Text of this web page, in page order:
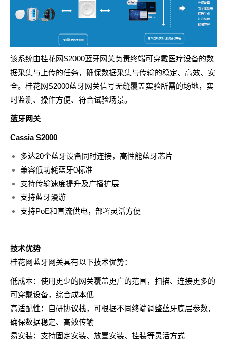
该系统由桂花网S2000蓝牙网关负责终端可穿戴医疗设备的数
据采集与上传的任务，确保数据采集与传输的稳定、高效、安
全。桂花网S2000蓝牙网关信号无缝覆盖实验所需的场地，实
时监测、操作方便、符合试验场景。
蓝牙网关
CassiaS2000
多达20个蓝牙设备同时连接，高性能蓝牙芯片
兼容低功耗蓝牙0标准
支持传输速度提升及广播扩展
支持蓝牙漫游
支持PoE和直流供电，部署灵活方便
技术优势
桂花网蓝牙网关具有以下技术优势：
低成本：使用更少的网关覆盖更广的范围，扫描、连接更多的
可穿戴设备，综合成本低
高适配性：自研协议栈，可根据不同终端调整蓝牙底层参数，
确保数据稳定、高效传输
易安装：支持固定安装、放置安装、挂装等灵活方式